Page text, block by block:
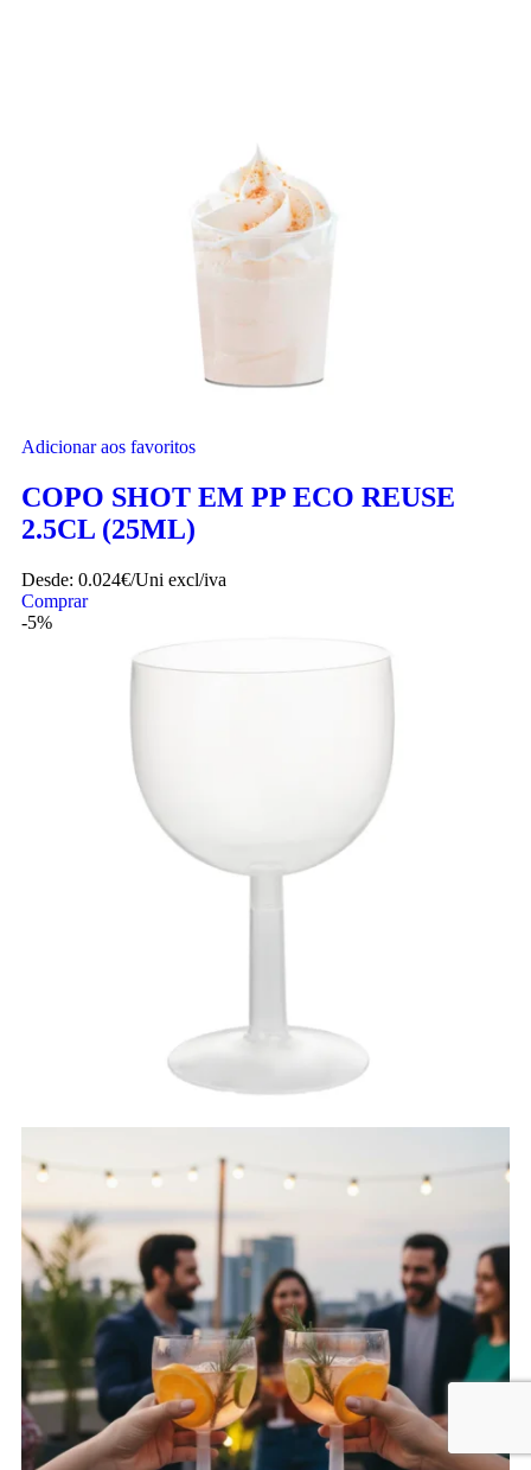
Adicionar aos favoritos
COPO SHOT EM PP ECO REUSE
2.5CL (25ML)
Desde: 0.024€/Uni excl/iva
Comprar
-5%